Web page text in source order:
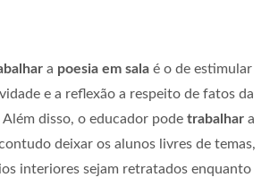
a poesia em sala é o de estimular
e a reflexão a respeito de fatos da
disso, o educador pode trabalhar a
deixar os alunos livres de temas,
interiores sejam retratados enquanto